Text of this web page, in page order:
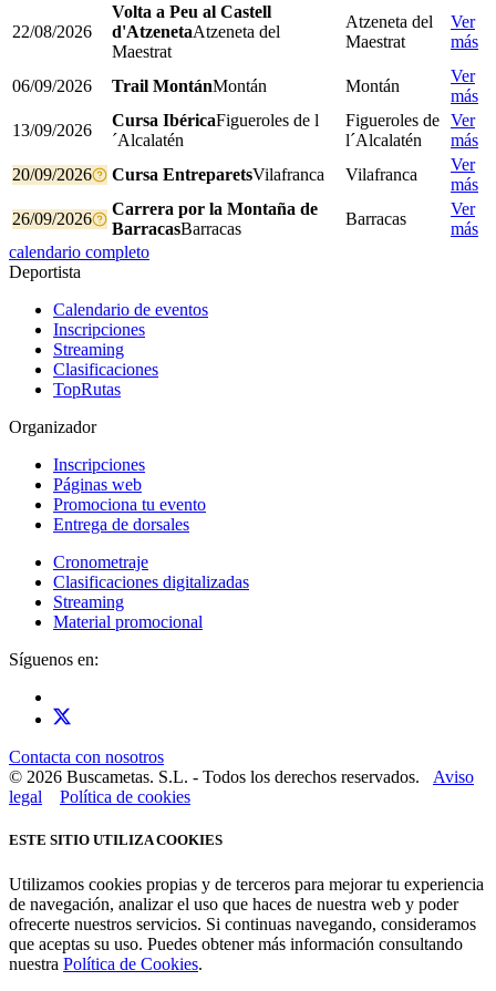
22/08/2026
Volta a Peu al Castell
d'AtzenetaAtzeneta del
Maestrat
Atzeneta del
Maestrat
Ver
más
06/09/2026 Trail MontánMontán Montán
Ver
más
13/09/2026
Cursa IbéricaFigueroles de l
´Alcalatén
Figueroles de
l´Alcalatén
Ver
más
20/09/2026
Cursa EntreparetsVilafranca Vilafranca
Ver
más
26/09/2026
Carrera por la Montaña de
BarracasBarracas
Barracas
Ver
más
calendario completo
Deportista
Calendario de eventos
Inscripciones
Streaming
Clasificaciones
TopRutas
Organizador
Inscripciones
Páginas web
Promociona tu evento
Entrega de dorsales
Cronometraje
Clasificaciones digitalizadas
Streaming
Material promocional
Síguenos en:
Contacta con nosotros
© 2026 Buscametas. S.L. - Todos los derechos reservados. Aviso
legal
Política de cookies
ESTE SITIO UTILIZA COOKIES
Utilizamos cookies propias y de terceros para mejorar tu experiencia
de navegación, analizar el uso que haces de nuestra web y poder
ofrecerte nuestros servicios. Si continuas navegando, consideramos
que aceptas su uso. Puedes obtener más información consultando
nuestra Política de Cookies.